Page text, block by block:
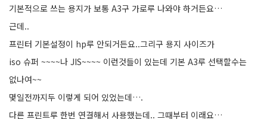
기본적으로 쓰는 용지가 보통 A3구 가로루 나와야 하거든요…
근데..
프린터 기본설정이 hp루 안되거든요..그리구 용지 사이즈가
iso 슈퍼 ~~~~나 JIS~~~~ 이런것들이 있는데 기본 A3루 선택할수는
없나여~~
몇일전까지두 이렇게 되어 있었는데….
다른 프린트루 한번 연결해서 사용했는데.. 그때부터 이래요…